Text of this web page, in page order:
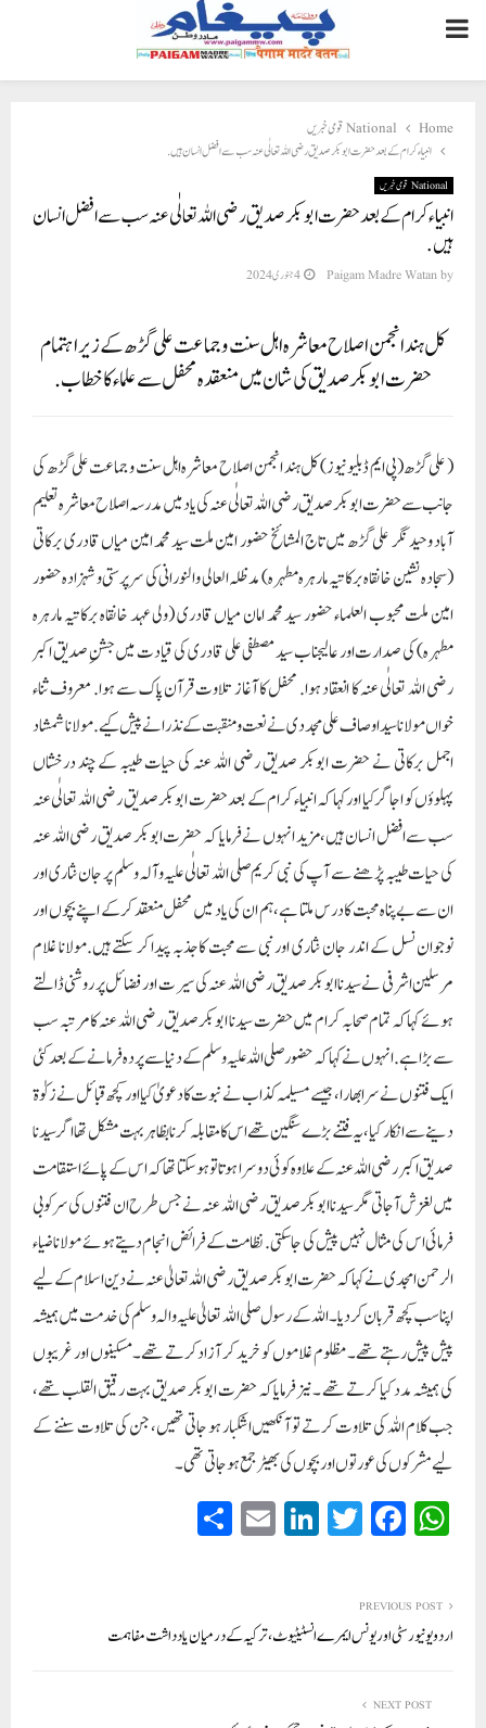
PRIMARY
MENU
Home
National قومی خبریں
انبیاء کرام کے بعد حضرت ابوبکر صدیق رضی اللہ تعالٰی عنہ سب سے افضل انسان ہیں.
National قومی خبریں
انبیاء کرام کے بعد حضرت ابوبکر صدیق رضی اللہ تعالٰی عنہ سب سے افضل انسان
ہیں.
by
Paigam Madre Watan 4 جنوری 2024
کل ہند انجمن اصلاح معاشرہ اہل سنت و جماعت علی گڑھ کے زیر اہتمام
حضرت ابوبکر صدیق کی شان میں منعقدہ محفل سے علماء کا خطاب.
( علی گڑھ(پی ایم ڈبلیو نیوز) کل ہند انجمن اصلاح معاشرہ اہل سنت و جماعت علی گڑھ کی
جانب سے حضرت ابوبکر صدیق رضی اللہ تعالٰی عنہ کی یاد میں مدرسہ اصلاح معاشرہ تعلیم
آباد وحید نگر علی گڑھ میں تاج المشائخ حضور امین ملت سید محمد امین میاں قادری برکاتی
(سجادہ نشین خانقاہ برکاتیہ مارہرہ مطہرہ) مدظلہ العالی والنورانی کی سرپرستی و شہزادہ حضور
امین ملت محبوب العلماء حضور سید محمد امان میاں قادری (ولی عہد خانقاہ برکاتیہ مارہرہ
مطہرہ) کی صدارت اور عالیجناب سید مصطفی علی قادری کی قیادت میں جشنِ صدیق اکبر
رضی اللہ تعالٰی عنہ کا انعقاد ہوا. محفل کا آغاز تلاوت قرآن پاک سے ہوا. معروف ثناء
خواں مولانا سید اوصاف علی مجددی نے نعت و منقبت کے نذرانے پیش کیے. مولانا شمشاد
اجمل برکاتی نے حضرت ابوبکر صدیق رضی اللہ عنہ کی حیات طیبہ کے چند درخشاں
پہلوؤں کو اجاگر کیا اور کہا کہ انبیاء کرام کے بعد حضرت ابوبکر صدیق رضی اللہ تعالٰی عنہ
سب سے افضل انسان ہیں، مزید انہوں نے فرمایا کہ حضرت ابوبکر صدیق رضی اللہ عنہ
کی حیات طیبہ پڑھنے سے آپ کی نبی کریم صلی اللہ تعالٰی علیہ وآلہ وسلم پر جان نثاری اور
ان سے بےپناہ محبت کا درس ملتا ہے، ہم ان کی یاد میں محفل منعقد کرکے اپنے بچوں اور
نوجوان نسل کے اندر جان نثاری اور نبی سے محبت کا جذبہ پیدا کر سکتے ہیں.مولانا غلام
مرسلین اشرفی نے سیدنا ابوبکر صدیق رضی اللہ عنہ کی سیرت اور فضائل پر روشنی ڈالتے
ہوئے کہا کہ تمام صحابہ کرام میں حضرت سیدنا ابوبکر صدیق رضی اللہ عنہ کا مرتبہ سب
سے بڑا ہے. انہوں نے کہا کہ حضور صلی اللہ علیہ وسلم کے دنیا سے پردہ فرمانے کے بعد کئی
ایک فتنوں نے سرابھارا، جیسے مسیلمہ کذاب نے نبوت کا دعویٰ کیا اور کچھ قبائل نے زکوٰۃ
دینے سے انکار کیا، یہ فتنے بڑے سنگین تھے اس کا مقابلہ کرنا بظاہر بہت مشکل تھا اگر سیدنا
صدیق اکبر رضی اللہ عنہ کے علاوہ کوئی دوسرا ہوتا تو ہوسکتا تھا کہ اس کے پائے استقامت
میں لغزش آجاتی مگر سیدنا ابوبکر صدیق رضی اللہ عنہ نے جس طرح ان فتنوں کی سرکوبی
فرمائی اس کی مثال نہیں پیش کی جاسکتی. نظامت کے فرائض انجام دیتے ہوئے مولانا ضیاء
الرحمن امجدی نے کہا کہ حضرت ابوبکر صدیق رضی اللہ تعالیٰ عنہ نے دین اسلام کے لیے
اپنا سب کچھ قربان کردیا۔اللہ کے رسول صلی اللہ تعالیٰ علیہ والہ وسلم کی خدمت میں ہمیشہ
پیش پیش رہتے تھے۔مظلوم غلاموں کو خرید کر آزادکرتے تھے۔ مسکینوں اور غریبوں
کی ہمیشہ مدد کیا کرتے تھے ۔نیز فرمایا کہ حضرت ابوبکر صدیق بہت رقیق القلب تھے،
جب کلام اللہ کی تلاوت کرتے تو آنکھیں اشکبار ہو جاتی تھیں، جن کی تلاوت سننے کے
لیے مشرکوں کی عورتوں اور بچوں کی بھیڑ جمع ہو جاتی تھی۔
W
ha
A
pp
Fa
ce
ok
T
wi
r
Li
nk
In
E
m
PREVIOUS POST
اردو یونیورسٹی اور یونس ایمرے انسٹیٹیوٹ، ترکیہ کے درمیان یادداشت مفاہمت
NEXT POST